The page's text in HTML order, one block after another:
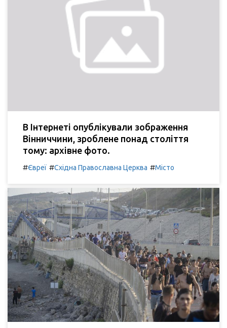
В Інтернеті опублікували зображення
Вінниччини, зроблене понад століття
тому: архівне фото.
#Євреї #Східна Православна Церква #Місто